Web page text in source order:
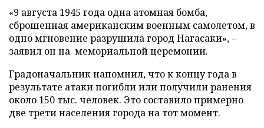
«9 августа 1945 года одна атомная бомба,
сброшенная американским военным самолетом, в
одно мгновение разрушила город Нагасаки», –
заявил он на мемориальной церемонии.
Градоначальник напомнил, что к концу года в
результате атаки погибли или получили ранения
около 150 тыс. человек. Это составило примерно
две трети населения города на тот момент.